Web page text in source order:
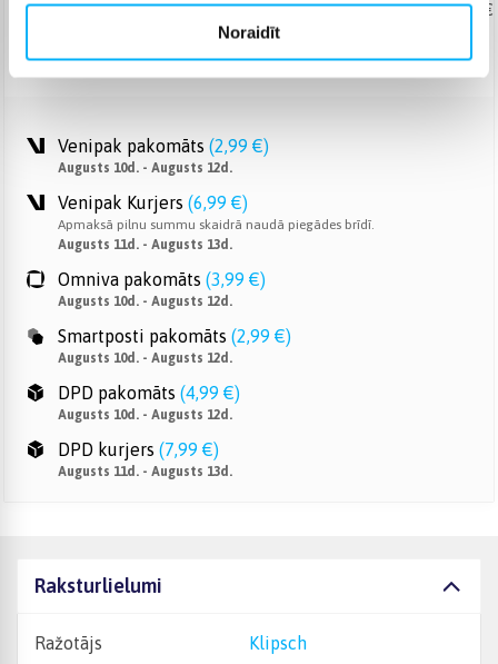
Noraidīt
Produkta maiņa No 86,60 €
Venipak pakomāts (2,99 €)
Augusts 10d. - Augusts 12d.
Venipak Kurjers (6,99 €)
Apmaksā pilnu summu skaidrā naudā piegādes brīdī.
Augusts 11d. - Augusts 13d.
Omniva pakomāts (3,99 €)
Augusts 10d. - Augusts 12d.
Smartposti pakomāts (2,99 €)
Augusts 10d. - Augusts 12d.
DPD pakomāts (4,99 €)
Augusts 10d. - Augusts 12d.
DPD kurjers (7,99 €)
Augusts 11d. - Augusts 13d.
Raksturlielumi
Ražotājs Klipsch